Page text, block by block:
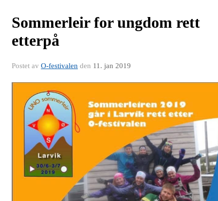
Sommerleir for ungdom rett
etterpå
Postet av O-festivalen den 11. jan 2019